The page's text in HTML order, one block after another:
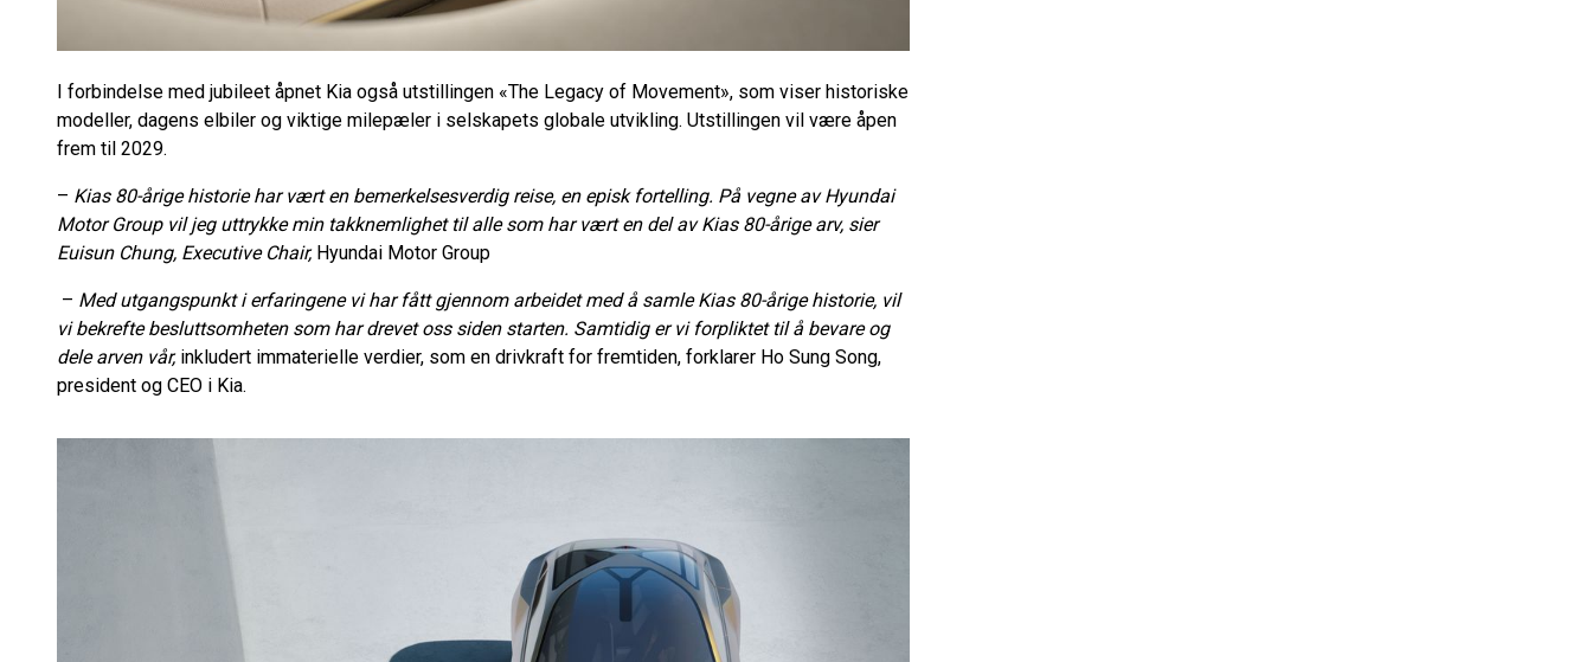
I forbindelse med jubileet åpnet Kia også utstillingen «The Legacy of Movement», som viser historiske
modeller, dagens elbiler og viktige milepæler i selskapets globale utvikling. Utstillingen vil være åpen
frem til 2029.
– Kias 80-årige historie har vært en bemerkelsesverdig reise, en episk fortelling. På vegne av Hyundai
Motor Group vil jeg uttrykke min takknemlighet til alle som har vært en del av Kias 80-årige arv, sier
Euisun Chung, Executive Chair,Hyundai Motor Group
– Med utgangspunkt i erfaringene vi har fått gjennom arbeidet med å samle Kias 80-årige historie, vil
vi bekrefte besluttsomheten som har drevet oss siden starten. Samtidig er vi forpliktet til å bevare og
dele arven vår,inkludert immaterielle verdier, som en drivkraft for fremtiden, forklarer Ho Sung Song,
president og CEO i Kia.